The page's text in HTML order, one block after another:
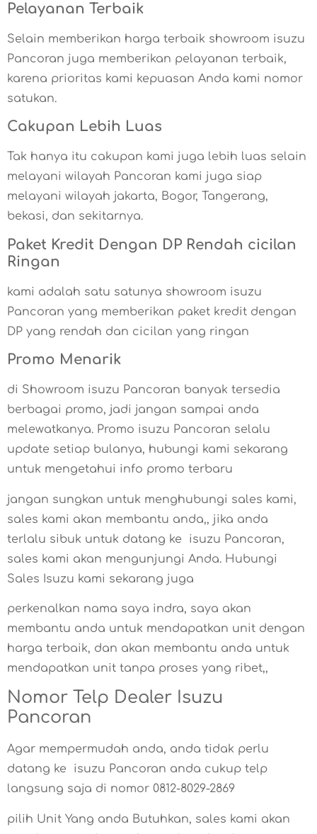
Pelayanan Terbaik
Selain memberikan harga terbaik showroom isuzu
Pancoran juga memberikan pelayanan terbaik,
karena prioritas kami kepuasan Anda kami nomor
satukan.
Cakupan Lebih Luas
Tak hanya itu cakupan kami juga lebih luas selain
melayani wilayah Pancoran kami juga siap
melayani wilayah jakarta, Bogor, Tangerang,
bekasi, dan sekitarnya.
Paket Kredit Dengan DP Rendah cicilan
Ringan
kami adalah satu satunya showroom isuzu
Pancoran yang memberikan paket kredit dengan
DP yang rendah dan cicilan yang ringan
Promo Menarik
di Showroom isuzu Pancoran banyak tersedia
berbagai promo, jadi jangan sampai anda
melewatkanya. Promo isuzu Pancoran selalu
update setiap bulanya, hubungi kami sekarang
untuk mengetahui info promo terbaru
jangan sungkan untuk menghubungi sales kami,
sales kami akan membantu anda,, jika anda
terlalu sibuk untuk datang ke isuzu Pancoran,
sales kami akan mengunjungi Anda. Hubungi
Sales Isuzu kami sekarang juga
perkenalkan nama saya indra, saya akan
membantu anda untuk mendapatkan unit dengan
harga terbaik, dan akan membantu anda untuk
mendapatkan unit tanpa proses yang ribet,,
Nomor Telp Dealer Isuzu
Pancoran
Agar mempermudah anda, anda tidak perlu
datang ke isuzu Pancoran anda cukup telp
langsung saja di nomor 0812-8029-2869
pilih Unit Yang anda Butuhkan, sales kami akan